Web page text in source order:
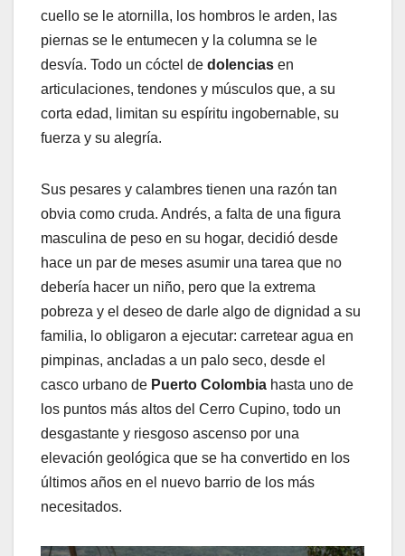
cuello se le atornilla, los hombros le arden, las
piernas se le entumecen y la columna se le
desvía. Todo un cóctel de dolencias en
articulaciones, tendones y músculos que, a su
corta edad, limitan su espíritu ingobernable, su
fuerza y su alegría.
Sus pesares y calambres tienen una razón tan
obvia como cruda. Andrés, a falta de una figura
masculina de peso en su hogar, decidió desde
hace un par de meses asumir una tarea que no
debería hacer un niño, pero que la extrema
pobreza y el deseo de darle algo de dignidad a su
familia, lo obligaron a ejecutar: carretear agua en
pimpinas, ancladas a un palo seco, desde el
casco urbano de Puerto Colombia hasta uno de
los puntos más altos del Cerro Cupino, todo un
desgastante y riesgoso ascenso por una
elevación geológica que se ha convertido en los
últimos años en el nuevo barrio de los más
necesitados.